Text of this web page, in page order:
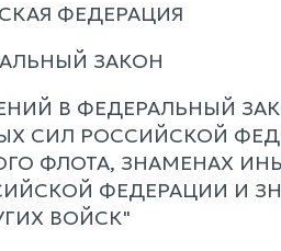
ФЕДЕРАЦИЯ
ЗАКОН
В ФЕДЕРАЛЬНЫЙ
СИЛ РОССИЙСКОЙ
ФЛОТА, ЗНАМЕНАХ
ФЕДЕРАЦИИ И
ВОЙСК"